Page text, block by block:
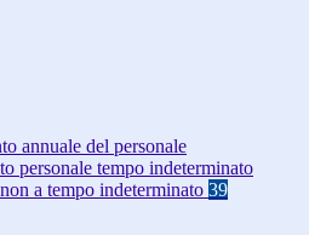
annuale del personale
personale tempo indeterminato
a tempo indeterminato 39